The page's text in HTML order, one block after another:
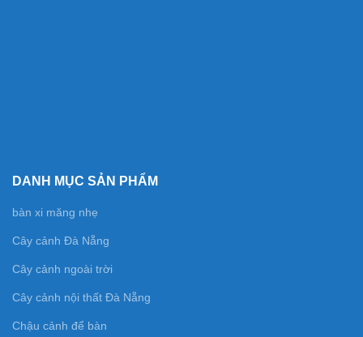
DANH MỤC SẢN PHẨM
bàn xi măng nhẹ
Cây cảnh Đà Nẵng
Cây cảnh ngoài trời
Cây cảnh nội thất Đà Nẵng
Chậu cảnh để bàn